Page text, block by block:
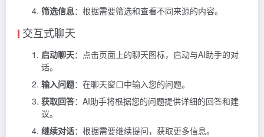
筛选信息：根据需要筛选和查看不同来源的内容。
交互式聊天
启动聊天：点击页面上的聊天图标，启动与AI助手的对
话。
输入问题：在聊天窗口中输入您的问题。
获取回答：AI助手将根据您的问题提供详细的回答和建
议。
继续对话：根据需要继续提问，获取更多信息。